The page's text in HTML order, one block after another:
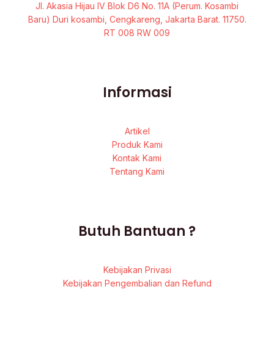
Jl. Akasia Hijau IV Blok D6 No. 11A (Perum. Kosambi
Baru) Duri kosambi, Cengkareng, Jakarta Barat. 11750.
RT 008 RW 009
Informasi
Artikel
Produk Kami
Kontak Kami
Tentang Kami
Butuh Bantuan ?
Kebijakan Privasi
Kebijakan Pengembalian dan Refund